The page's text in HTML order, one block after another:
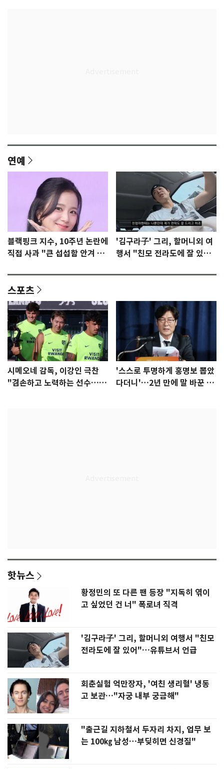
연예
블랙핑크 지수, 10주년 논란에
직접 사과 "큰 섭섭함 안겨 미
'김구라子' 그리, 할머니외 여
행서 "친모 전라도에 잘 있
스포츠
시메오네 감독, 이강인 극찬
"겸손하고 노력하는 선수…좋
'스스로 투명하게 홍명보 뽑았
다더니'…2년 만에 말 바꾼 이
핫뉴스
황정민의 또 다른 팬 등장 "지독히 엮이
고 싶었던 건 너" 폭로녀 직격
'김구라子' 그리, 할머니외 여행서 "친모
전라도에 잘 있어"…유튜브서 언급
회춘실험 억만장자, '여친 생리혈' 냉동
고 보관…"자궁 내부 궁금해"
"출근길 지하철서 두자리 차지, 업무 보
는 100㎏ 남성…부딪히면 신경질"